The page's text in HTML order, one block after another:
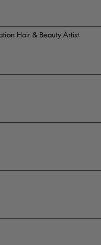
Hair & Beauty Artist